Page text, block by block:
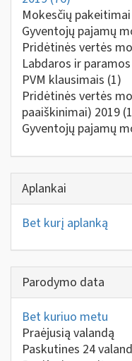
Mokesčių pakeitimai
Gyventojų pajamų
Pridėtinės vertės
Labdaros ir
PVM klausimais (1)
Pridėtinės vertės
paaiškinimai) 2019
Gyventojų pajamų
Aplankai
Bet kurį aplanką
Parodymo data
Bet kuriuo metu
Praėjusią valandą
Paskutines 24